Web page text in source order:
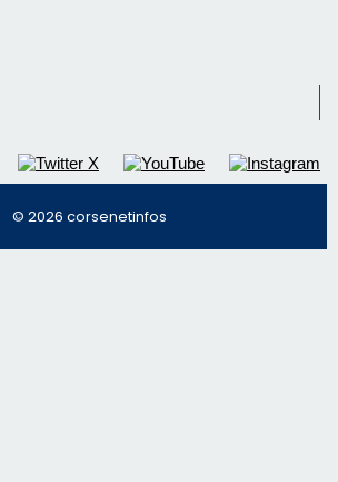
© 2026 corsenetinfos